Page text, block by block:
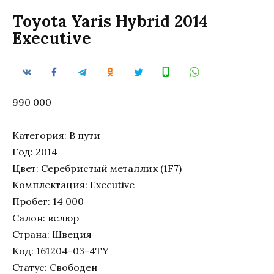
Toyota Yaris Hybrid 2014
Executive
990 000
Категория: В пути
Год: 2014
Цвет: Серебристый металлик (1F7)
Комплектация: Executive
Пробег: 14 000
Салон: велюр
Страна: Швеция
Код: 161204-03-4TY
Статус: Свободен